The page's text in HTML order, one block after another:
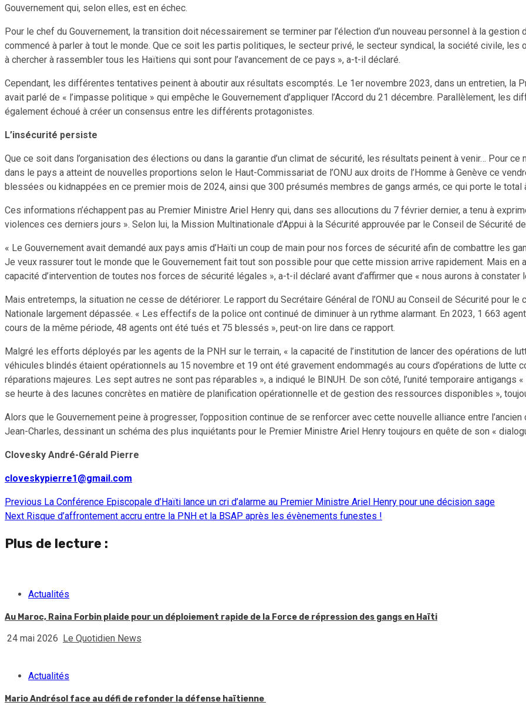
Gouvernement qui, selon elles, est en échec.
Pour le chef du Gouvernement, la transition doit nécessairement se terminer par l’élection d’un nouveau personnel à la gestion
commencé à parler à tout le monde. Que ce soit les partis politiques, le secteur privé, le secteur syndical, la société civile, les
à chercher à rassembler tous les Haïtiens qui sont pour l’avancement de ce pays », a-t-il déclaré.
Cependant, les différentes tentatives peinent à aboutir aux résultats escomptés. Le 1er novembre 2023, dans un entretien, la
avait parlé de « l’impasse politique » qui empêche le Gouvernement d’appliquer l’Accord du 21 décembre. Parallèlement, les
également échoué à créer un consensus entre les différents protagonistes.
L’insécurité persiste
Que ce soit dans l’organisation des élections ou dans la garantie d’un climat de sécurité, les résultats peinent à venir… Pour
dans le pays a atteint de nouvelles proportions selon le Haut-Commissariat de l’ONU aux droits de l’Homme à Genève ce
blessées ou kidnappées en ce premier mois de 2024, ainsi que 300 présumés membres de gangs armés, ce qui porte le
Ces informations n’échappent pas au Premier Ministre Ariel Henry qui, dans ses allocutions du 7 février dernier, a tenu à
violences ces derniers jours ». Selon lui, la Mission Multinationale d’Appui à la Sécurité approuvée par le Conseil de Sécurité
« Le Gouvernement avait demandé aux pays amis d’Haïti un coup de main pour nos forces de sécurité afin de combattre les
Je veux rassurer tout le monde que le Gouvernement fait tout son possible pour que cette mission arrive rapidement. Mais en
capacité d’intervention de toutes nos forces de sécurité légales », a-t-il déclaré avant d’affirmer que « nous aurons à constater
Mais entretemps, la situation ne cesse de détériorer. Le rapport du Secrétaire Général de l’ONU au Conseil de Sécurité pour
Nationale largement dépassée. « Les effectifs de la police ont continué de diminuer à un rythme alarmant. En 2023, 1 663
cours de la même période, 48 agents ont été tués et 75 blessés », peut-on lire dans ce rapport.
Malgré les efforts déployés par les agents de la PNH sur le terrain, « la capacité de l’institution de lancer des opérations de
véhicules blindés étaient opérationnels au 15 novembre et 19 ont été gravement endommagés au cours d’opérations de
réparations majeures. Les sept autres ne sont pas réparables », a indiqué le BINUH. De son côté, l’unité temporaire
se heurte à des lacunes concrètes en matière de planification opérationnelle et de gestion des ressources disponibles »,
Alors que le Gouvernement peine à progresser, l’opposition continue de se renforcer avec cette nouvelle alliance entre
Jean-Charles, dessinant un schéma des plus inquiétants pour le Premier Ministre Ariel Henry toujours en quête de son «
Clovesky André-Gérald Pierre
cloveskypierre1@gmail.com
Continue
Reading
Previous La Conférence Episcopale d’Haïti lance un cri d’alarme au Premier Ministre Ariel Henry pour une décision sage
Next Risque d’affrontement accru entre la PNH et la BSAP après les évènements funestes !
Plus de lecture :
Actualités
Au Maroc, Raina Forbin plaide pour un déploiement rapide de la Force de répression des gangs en Haïti
24 mai 2026 Le Quotidien News
Actualités
Mario Andrésol face au défi de refonder la défense haïtienne